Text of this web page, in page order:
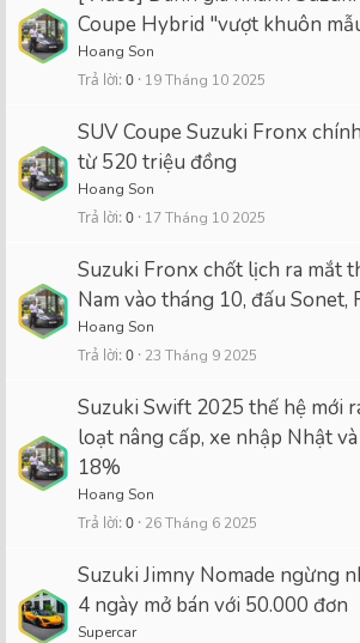
Coupe Hybrid "vượt khuôn
Hoang Son
Trả lời 0 19 Tháng 10 2025
SUV Coupe Suzuki Fronx
từ 520 triệu đồng
Hoang Son
Trả lời 0 17 Tháng 10 2025
Suzuki Fronx chốt lịch ra mắt
Nam vào tháng 10, đấu Sonet,
Hoang Son
Trả lời 0 23 Tháng 9 2025
Suzuki Swift 2025 thế hệ mới
loạt nâng cấp, xe nhập Nhật
18%
Hoang Son
Trả lời 0 26 Tháng 6 2025
Suzuki Jimny Nomade ngừng
4 ngày mở bán với 50.000 đơn
Supercar